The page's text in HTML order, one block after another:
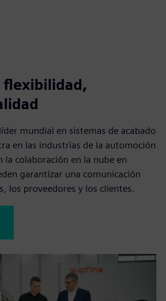
flexibilidad,
mundial en sistemas de acabado
en las industrias de la automoción
la colaboración en la nube en
garantizar una comunicación
los proveedores y los clientes.